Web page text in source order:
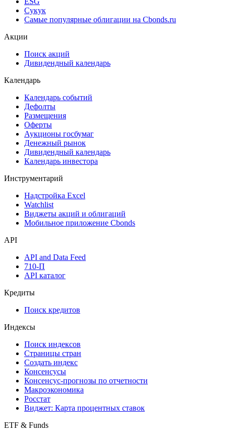
Cbonds Pages
Ломбардные списки
ESG
Самые популярные облигации на Cbonds.ru
Дивидендный календарь
Календарь
Календарь событий
Дефолты
Размещения
Оферты
Денежный рынок
Календарь инвестора
Инструментарий
Мобильное приложение Cbonds
API
API and Data Feed
API каталог
Кредиты
Поиск кредитов
Индексы
Поиск индексов
Страницы стран
Создать индекс
Консенсусы
Макроэкономика